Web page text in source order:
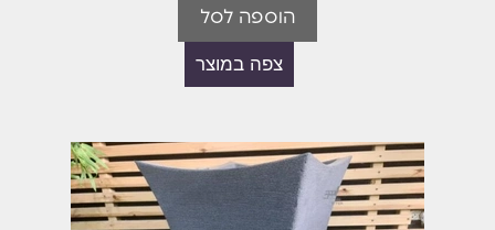
הוספה לסל
צפה במוצר